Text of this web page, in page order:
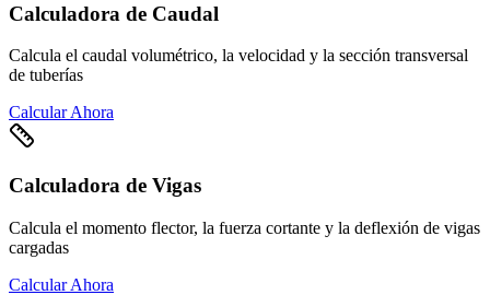
Calculadora de Caudal
Calcula el caudal volumétrico, la velocidad y la sección transversal
de tuberías
Calcular Ahora
Calculadora de Vigas
Calcula el momento flector, la fuerza cortante y la deflexión de vigas
cargadas
Calcular Ahora